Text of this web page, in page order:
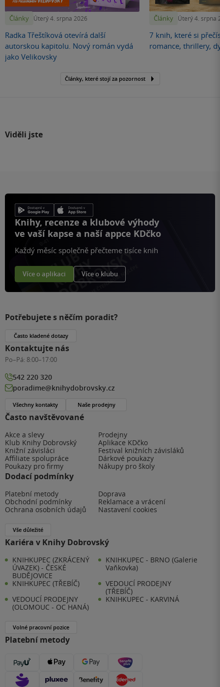
Články Úterý 4. srpna 2026
Radka Třeštíková otevírá další
autorskou kapitolu. Nový román vydá
jako Velikovsky
Články Úterý 4. srpna
7 knih, které si
romance, thrillery,
Články, které stojí za pozornost
Viděli jste
Knihy, recenze a klubové výhody
ve vaší kapse a naší appce KDčko
Každý měsíc společně přečteme tisíce knih
Více o aplikaci Více o klubu
Často navštěvované
Akce a slevy
Prodejny
Klub Knihy Dobrovský
Aplikace KDčko
Knižní závisláci
Festival knižních závisláků
Affiliate spolupráce
Dárkové poukazy
Poukazy pro firmy
Nákupy pro školy
Dodací podmínky
Platební metody
Doprava
Obchodní podmínky
Reklamace a vrácení
Ochrana osobních údajů
Nastavení cookies
Vše důležité
Kariéra v Knihy Dobrovský
KNIHKUPEC (ZKRÁCENÝ
ÚVAZEK) - ČESKÉ
BUDĚJOVICE
KNIHKUPEC - BRNO (Galerie
Vaňkovka)
KNIHKUPEC (TŘEBÍČ)
VEDOUCÍ PRODEJNY
(TŘEBÍČ)
VEDOUCÍ PRODEJNY
(OLOMOUC - OC HANÁ)
KNIHKUPEC - KARVINÁ
Volné pracovní pozice
Platební metody
Potřebujete s něčím poradit?
Často kladené dotazy
Kontaktujte nás
Po–Pá: 8:00–17:00
542 220 320
poradime@knihydobrovsky.cz
Všechny kontakty Naše prodejny